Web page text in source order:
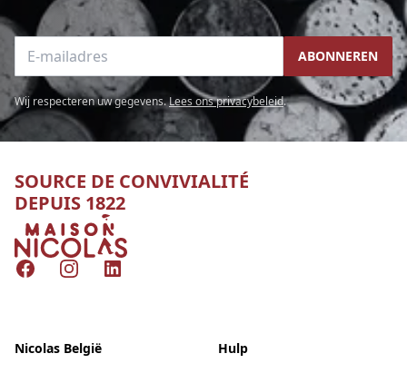
E-mailadres ABONNEREN
Wij respecteren uw gegevens.Lees ons privacybeleid.
SOURCE DE CONVIVIALITÉ
DEPUIS 1822
Nicolas
FacebookInstagramLinkedIn
Nicolas België Hulp